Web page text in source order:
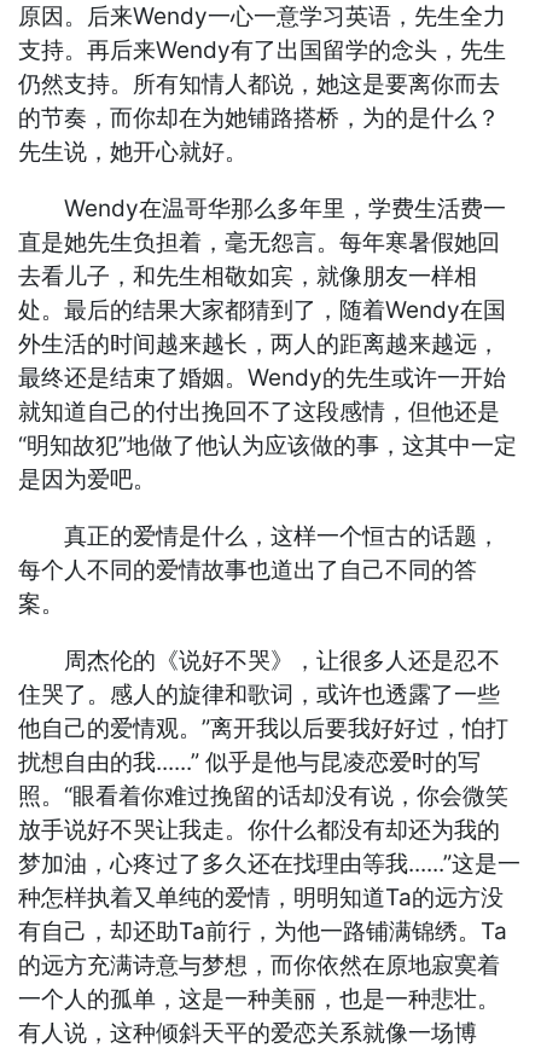
原因。后来Wendy一心一意学习英语，先生全力
支持。再后来Wendy有了出国留学的念头，先生
仍然支持。所有知情人都说，她这是要离你而去
的节奏，而你却在为她铺路搭桥，为的是什么？
先生说，她开心就好。
Wendy在温哥华那么多年里，学费生活费一
直是她先生负担着，毫无怨言。每年寒暑假她回
去看儿子，和先生相敬如宾，就像朋友一样相
处。最后的结果大家都猜到了，随着Wendy在国
外生活的时间越来越长，两人的距离越来越远，
最终还是结束了婚姻。Wendy的先生或许一开始
就知道自己的付出挽回不了这段感情，但他还是
“明知故犯”地做了他认为应该做的事，这其中一定
是因为爱吧。
真正的爱情是什么，这样一个恒古的话题，
每个人不同的爱情故事也道出了自己不同的答
案。
周杰伦的《说好不哭》，让很多人还是忍不
住哭了。感人的旋律和歌词，或许也透露了一些
他自己的爱情观。”离开我以后要我好好过，怕打
扰想自由的我......” 似乎是他与昆凌恋爱时的写
照。“眼看着你难过挽留的话却没有说，你会微笑
放手说好不哭让我走。你什么都没有却还为我的
梦加油，心疼过了多久还在找理由等我......”这是一
种怎样执着又单纯的爱情，明明知道Ta的远方没
有自己，却还助Ta前行，为他一路铺满锦绣。Ta
的远方充满诗意与梦想，而你依然在原地寂寞着
一个人的孤单，这是一种美丽，也是一种悲壮。
有人说，这种倾斜天平的爱恋关系就像一场博